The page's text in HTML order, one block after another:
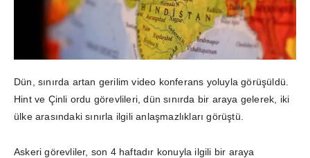
Dün, sınırda artan gerilim video konferans yoluyla görüşüldü.
Hint ve Çinli ordu görevlileri, dün sınırda bir araya gelerek, iki
ülke arasındaki sınırla ilgili anlaşmazlıkları görüştü.
Askeri görevliler, son 4 haftadır konuyla ilgili bir araya